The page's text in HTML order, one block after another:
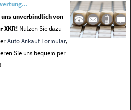
uns unverbindlich von
XKR! Nutzen Sie dazu
Auto Ankauf Formular,
Sie uns bequem per
!